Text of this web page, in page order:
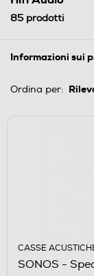
85 prodotti
Informazioni sui
Ordina per:
CASSE
SONOS -